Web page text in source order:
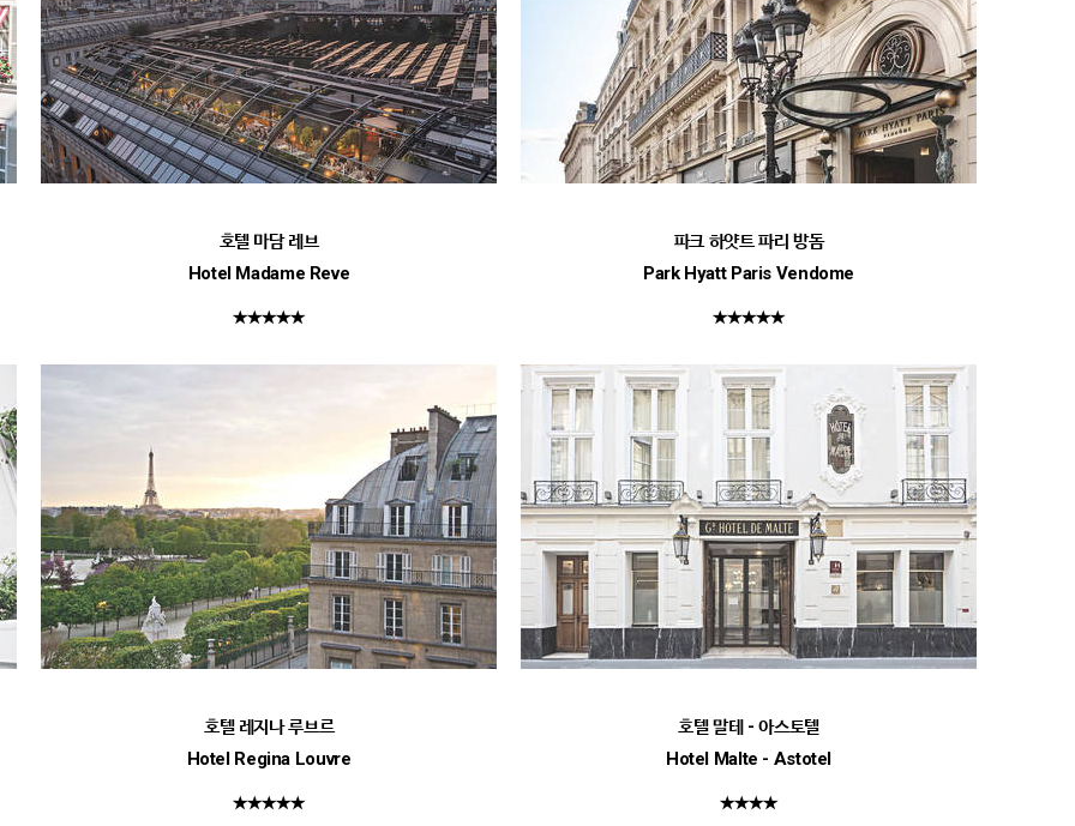
호텔 마담 레브
Hotel Madame Reve
★★★★★
파크 하얏트 파리 방돔
Park Hyatt Paris Vendome
★★★★★
호텔 레지나 루브르
Hotel Regina Louvre
★★★★★
호텔 말테 - 아스토텔
Hotel Malte - Astotel
★★★★